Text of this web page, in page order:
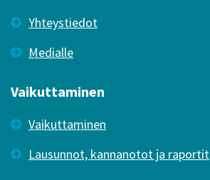
Yhteystiedot
Medialle
Vaikuttaminen
Vaikuttaminen
Lausunnot, kannanotot ja raportit